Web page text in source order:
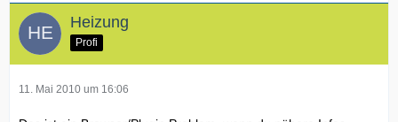
Heizung
Profi
11. Mai 2010 um 16:06